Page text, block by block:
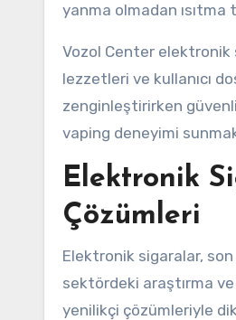
yanma olmadan ısıtma
Vozol Center elektronik
lezzetleri ve kullanıcı
zenginleştirirken
vaping deneyimi
Elektronik
Çözümleri
Elektronik sigaralar,
sektördeki araştırma
yenilikçi çözümleriyle